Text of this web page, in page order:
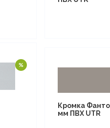
Кромка
мм ПВХ UTR